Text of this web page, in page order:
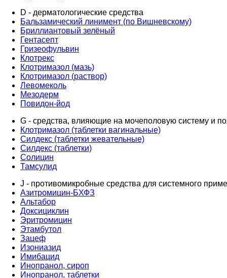
D - дерматологические средства
Бальзамический линимент (по Вишневскому)
Бриллиантовый зелёный
Гентасепт
Гризеофульвин
Клотрекс
Клотримазол (мазь)
Клотримазол (раствор)
Левомеколь
Мезодерм
Повидон-йод
G - средства, влияющие на мочеполовую систему и
Клотримазол (таблетки вагинальные)
Силдекс (таблетки жевательные)
Силдекс (таблетки)
Солицин
Тамсулид
J - противомикробные средства для системного
Азитромицин-БХФЗ
Альтабор
Доксициклин
Эритромицин
Этамбутол
Зацеф
Изониазид
Имибацид
Инопранол, сироп
Инопранол, таблетки